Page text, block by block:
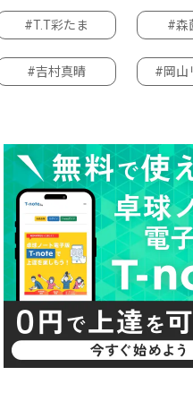
#T.T彩たま #森
#吉村真晴 #岡山